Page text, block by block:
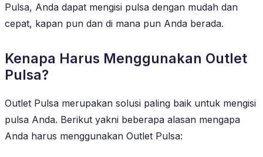
Pulsa, Anda dapat mengisi pulsa dengan mudah dan
cepat, kapan pun dan di mana pun Anda berada.
Kenapa Harus Menggunakan Outlet
Pulsa?
Outlet Pulsa merupakan solusi paling baik untuk mengisi
pulsa Anda. Berikut yakni beberapa alasan mengapa
Anda harus menggunakan Outlet Pulsa: